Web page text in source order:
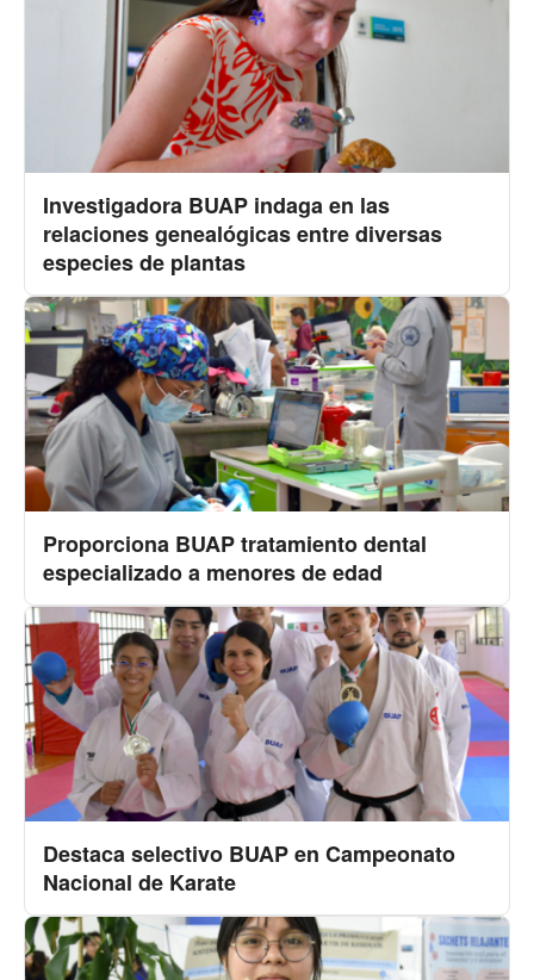
Investigadora BUAP indaga en las
relaciones genealógicas entre diversas
especies de plantas
Proporciona BUAP tratamiento dental
especializado a menores de edad
Destaca selectivo BUAP en Campeonato
Nacional de Karate